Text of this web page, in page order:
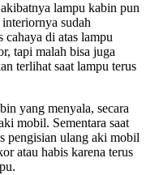
lampu kabin pun
sudah
di atas lampu
tapi malah bisa juga
terlihat saat lampu terus
yang menyala, secara
mobil. Sementara saat
pengisian ulang aki mobil
atau habis karena terus